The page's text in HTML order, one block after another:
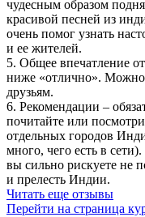
чудесным образом
красивой песней из
очень помог узнать
и ее жителей.
5. Общее впечатление
ниже «отлично». Можно
друзьям.
6. Рекомендации –
почитайте или
отдельных городов
много, чего есть в
вы сильно рискуете не
и прелесть Индии.
Читать еще отзывы
Перейти на страница